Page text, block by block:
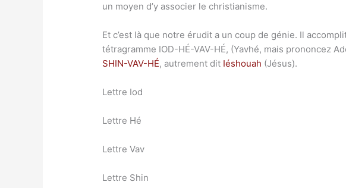
un moyen d’y associer le christianisme.
Et c’est là que notre érudit a un coup de génie. Il
tétragramme IOD-HÉ-VAV-HÉ, (Yavhé, mais prononcez
SHIN-VAV-HÉ, autrement dit Iéshouah (Jésus).
Lettre Iod
Lettre Hé
Lettre Vav
Lettre Shin